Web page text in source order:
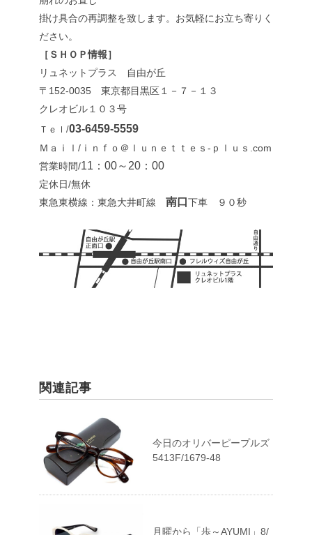
掛け具合の再調整を致します。お気軽にお立ち寄りく
ださい。
［ＳＨＯＰ情報］
リュネットプラス 自由が丘
〒152-0035 東京都目黒区１－７－１３
クレオビル１０３号
Ｔｅｌ/03-6459-5559
Ｍａｉｌ/ｉｎｆｏ＠ｌｕｎｅｔｔｅｓ-ｐｌｕｓ.com
営業時間/11：00～20：00
定休日/無休
東急東横線：東急大井町線 南口 下車 ９０秒
関連記事
今日のオリバーピープルズ
5413F/1679-48
月曜から「歩～AYUMI」8/